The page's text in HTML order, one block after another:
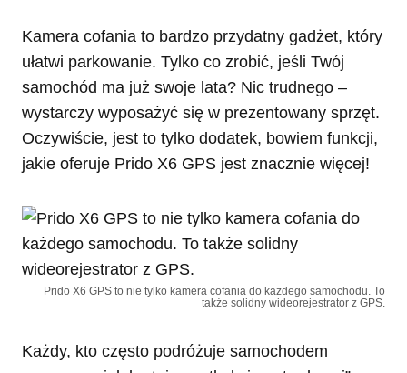
Kamera cofania to bardzo przydatny gadżet, który
ułatwi parkowanie. Tylko co zrobić, jeśli Twój
samochód ma już swoje lata? Nic trudnego –
wystarczy wyposażyć się w prezentowany sprzęt.
Oczywiście, jest to tylko dodatek, bowiem funkcji,
jakie oferuje Prido X6 GPS jest znacznie więcej!
Prido X6 GPS to nie tylko kamera cofania do każdego samochodu. To
także solidny wideorejestrator z GPS.
Każdy, kto często podróżuje samochodem